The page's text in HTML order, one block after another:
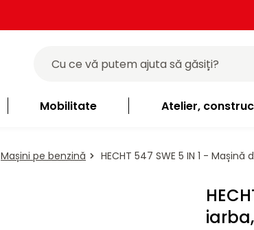
Mobilitate Atelier,
Mașini pe benzină HECHT 547 SWE 5 IN 1 -